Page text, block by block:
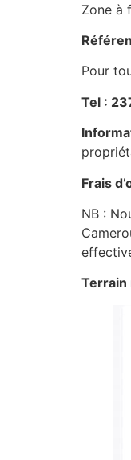
Zone à
Pour
Tel :
Frais
NB :
Terrain